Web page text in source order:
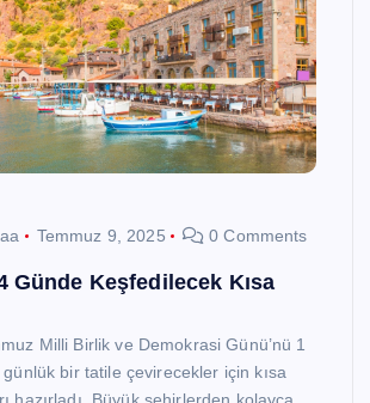
Temmuz 9, 2025 0 Comments
Günde Keşfedilecek Kısa
Milli Birlik ve Demokrasi Günü’nü 1
bir tatile çevirecekler için kısa